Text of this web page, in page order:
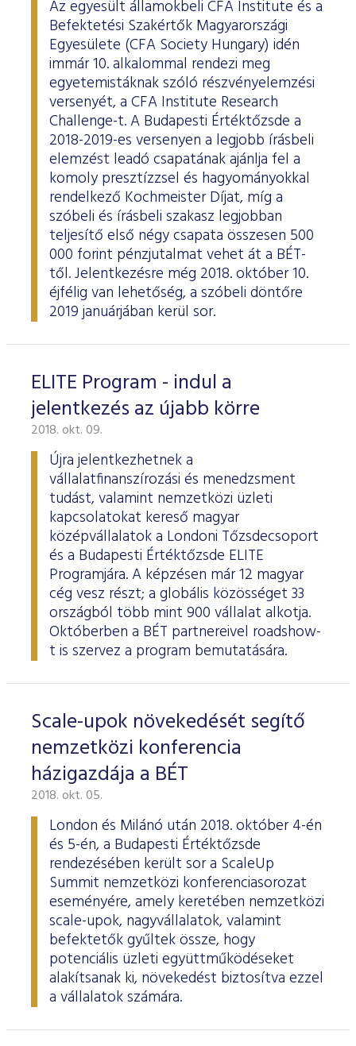
Az egyesült államokbeli CFA Institute és a
Befektetési Szakértők Magyarországi
Egyesülete (CFA Society Hungary) idén
immár 10. alkalommal rendezi meg
egyetemistáknak szóló részvényelemzési
versenyét, a CFA Institute Research
Challenge-t. A Budapesti Értéktőzsde a
2018-2019-es versenyen a legjobb írásbeli
elemzést leadó csapatának ajánlja fel a
komoly presztízzsel és hagyományokkal
rendelkező Kochmeister Díjat, míg a
szóbeli és írásbeli szakasz legjobban
teljesítő első négy csapata összesen 500
000 forint pénzjutalmat vehet át a BÉT-
től. Jelentkezésre még 2018. október 10.
éjfélig van lehetőség, a szóbeli döntőre
2019 januárjában kerül sor.
ELITE Program - indul a
jelentkezés az újabb körre
2018. okt. 09.
Újra jelentkezhetnek a
vállalatfinanszírozási és menedzsment
tudást, valamint nemzetközi üzleti
kapcsolatokat kereső magyar
középvállalatok a Londoni Tőzsdecsoport
és a Budapesti Értéktőzsde ELITE
Programjára. A képzésen már 12 magyar
cég vesz részt; a globális közösséget 33
országból több mint 900 vállalat alkotja.
Októberben a BÉT partnereivel roadshow-
t is szervez a program bemutatására.
Scale-upok növekedését segítő
nemzetközi konferencia
házigazdája a BÉT
2018. okt. 05.
London és Milánó után 2018. október 4-én
és 5-én, a Budapesti Értéktőzsde
rendezésében került sor a ScaleUp
Summit nemzetközi konferenciasorozat
eseményére, amely keretében nemzetközi
scale-upok, nagyvállalatok, valamint
befektetők gyűltek össze, hogy
potenciális üzleti együttműködéseket
alakítsanak ki, növekedést biztosítva ezzel
a vállalatok számára.